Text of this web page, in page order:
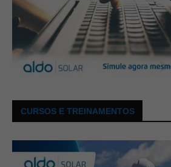
CURSOS E TREINAMENTOS